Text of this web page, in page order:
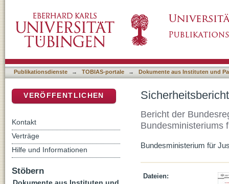
Publikationsdienste → TOBIAS-portale → Dokumente aus Instituten und
Bericht der
Bundesministeriums
Bundesministerium für
Dateien:
VERÖFFENTLICHEN
Kontakt
Verträge
Hilfe und Informationen
Stöbern